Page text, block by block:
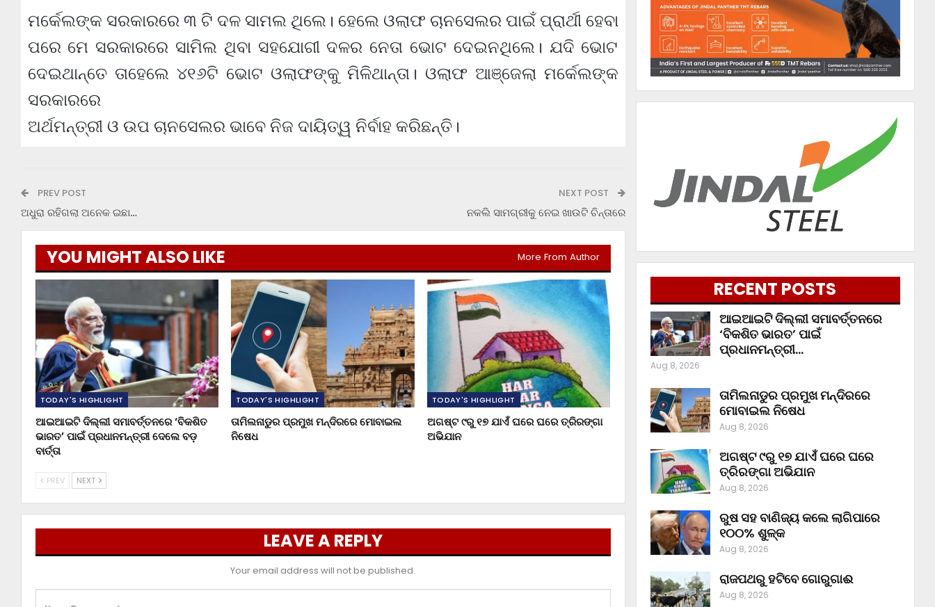
ମର୍କେଲଙ୍କ ସରକାରରେ ୩ ଟି ଦଳ ସାମଲ ଥିଲେ। ହେଲେ ଓଲାଫ ଚାନସେଲର ପାଇଁ ପ୍ରାର୍ଥୀ ହେବା
ପରେ ମେ ସରକାରରେ ସାମିଲ ଥିବା ସହଯୋଗୀ ଦଳର ନେତା ଭୋଟ ଦେଇନଥିଲେ। ଯଦି ଭୋଟ
ଦେଇଥାନ୍ତେ ତାହେଲେ ୪୧୬ଟି ଭୋଟ ଓଲାଫଙ୍କୁ ମିଳିଥାନ୍ତା। ଓଲାଫ ଆଞ୍ଜେଲା ମର୍କେଲଙ୍କ
ସରକାରରେ
ଅର୍ଥମନ୍ତ୍ରୀ ଓ ଉପ ଚାନସେଲର ଭାବେ ନିଜ ଦାୟିତ୍ୱ ନିର୍ବାହ କରିଛନ୍ତି।
PREV POST
ଅଧୁରା ରହିଗଲା ଅନେକ ଇଛା…
NEXT POST
ନକଲି ସାମଗ୍ରୀକୁ ନେଇ ଖାଉଟି ଚିନ୍ତାରେ
YOU MIGHT ALSO LIKE More From Author
TODAY'S HIGHLIGHT
ଆଇଆଇଟି ଦିଲ୍ଲୀ ସମାବର୍ତ୍ତନରେ ‘ବିକଶିତ
ଭାରତ’ ପାଇଁ ପ୍ରଧାନମନ୍ତ୍ରୀ ଦେଲେ ବଡ଼
ବାର୍ତ୍ତା
TODAY'S HIGHLIGHT
ତାମିଲନାଡୁର ପ୍ରମୁଖ ମନ୍ଦିରରେ ମୋବାଇଲ
ନିଷେଧ
TODAY'S HIGHLIGHT
ଅଗଷ୍ଟ ୯ରୁ ୧୭ ଯାଏଁ ଘରେ ଘରେ ତ୍ରିରଙ୍ଗା
ଅଭିଯାନ
PREV NEXT
LEAVE A REPLY
Your email address will not be published.
RECENT POSTS
ଆଇଆଇଟି ଦିଲ୍ଲୀ ସମାବର୍ତ୍ତନରେ
‘ବିକଶିତ ଭାରତ’ ପାଇଁ
ପ୍ରଧାନମନ୍ତ୍ରୀ…
Aug 8, 2026
ତାମିଲନାଡୁର ପ୍ରମୁଖ ମନ୍ଦିରରେ
ମୋବାଇଲ ନିଷେଧ
Aug 8, 2026
ଅଗଷ୍ଟ ୯ରୁ ୧୭ ଯାଏଁ ଘରେ ଘରେ
ତ୍ରିରଙ୍ଗା ଅଭିଯାନ
Aug 8, 2026
ରୁଷ ସହ ବାଣିଜ୍ୟ କଲେ ଲାଗିପାରେ
୧୦୦% ଶୁଳ୍କ
Aug 8, 2026
ରାଜପଥରୁ ହଟିବେ ଗୋରୁଗାଈ
Aug 8, 2026